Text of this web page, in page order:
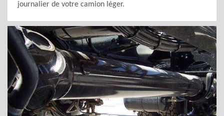
journalier de votre camion léger.